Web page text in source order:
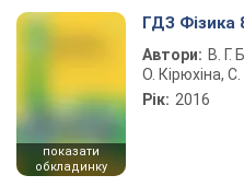
показати
обкладинку
ГДЗ Фізика
Автори: В. Г.
О. Кірюхіна,
Рік: 2016